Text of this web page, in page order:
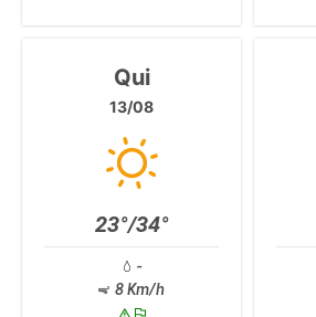
Qui
13/08
23°/34°
-
8 Km/h